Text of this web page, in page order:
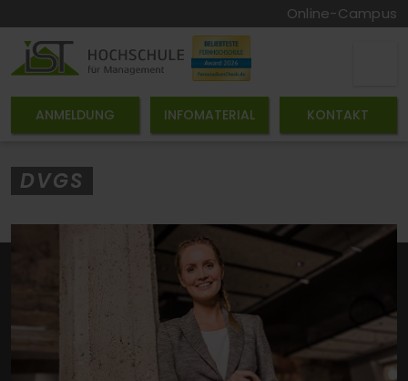
Online-Campus
ANMELDUNG INFOMATERIAL KONTAKT
DVGS